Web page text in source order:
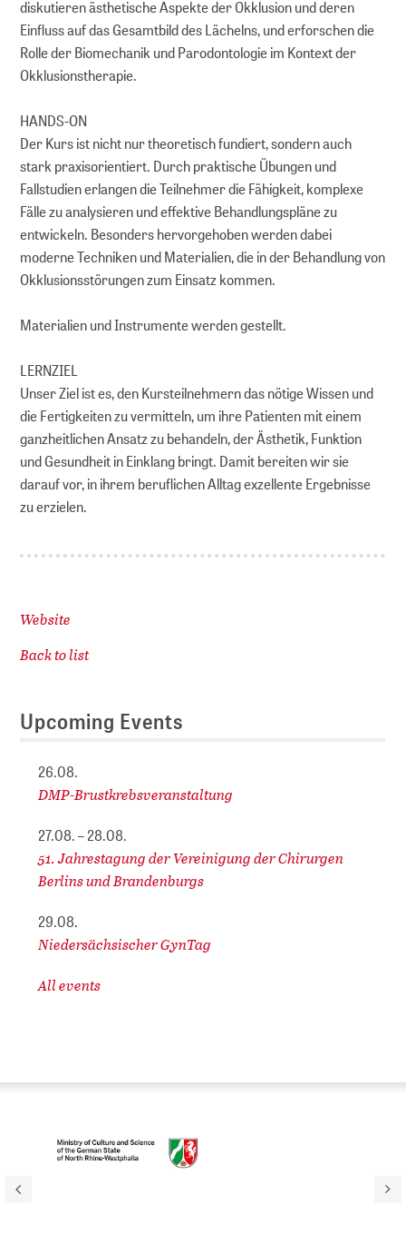
diskutieren ästhetische Aspekte der Okklusion und deren
Einfluss auf das Gesamtbild des Lächelns, und erforschen die
Rolle der Biomechanik und Parodontologie im Kontext der
Okklusionstherapie.
HANDS-ON
Der Kurs ist nicht nur theoretisch fundiert, sondern auch
stark praxisorientiert. Durch praktische Übungen und
Fallstudien erlangen die Teilnehmer die Fähigkeit, komplexe
Fälle zu analysieren und effektive Behandlungspläne zu
entwickeln. Besonders hervorgehoben werden dabei
moderne Techniken und Materialien, die in der Behandlung von
Okklusionsstörungen zum Einsatz kommen.
Materialien und Instrumente werden gestellt.
LERNZIEL
Unser Ziel ist es, den Kursteilnehmern das nötige Wissen und
die Fertigkeiten zu vermitteln, um ihre Patienten mit einem
ganzheitlichen Ansatz zu behandeln, der Ästhetik, Funktion
und Gesundheit in Einklang bringt. Damit bereiten wir sie
darauf vor, in ihrem beruflichen Alltag exzellente Ergebnisse
zu erzielen.
Website
Back to list
Upcoming Events
26.08.
DMP-Brustkrebsveranstaltung
27.08. – 28.08.
51. Jahrestagung der Vereinigung der Chirurgen
Berlins und Brandenburgs
29.08.
Niedersächsischer GynTag
All events